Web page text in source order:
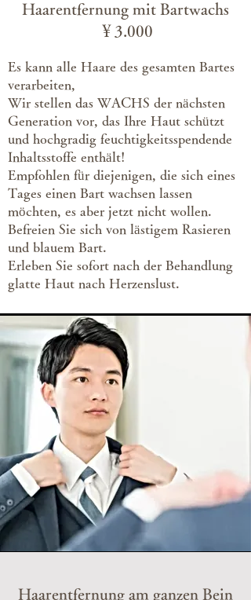
Haarentfernung mit Bartwachs
￥3.000
Es kann alle Haare des gesamten Bartes
verarbeiten,
Wir stellen das WACHS der nächsten
Generation vor, das Ihre Haut schützt
und hochgradig feuchtigkeitsspendende
Inhaltsstoffe enthält!
Empfohlen für diejenigen, die sich eines
Tages einen Bart wachsen lassen
möchten, es aber jetzt nicht wollen.
Befreien Sie sich von lästigem Rasieren
und blauem Bart.
Erleben Sie sofort nach der Behandlung
glatte Haut nach Herzenslust.
Haarentfernung am ganzen Bein